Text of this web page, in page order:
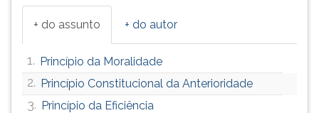
+ do assunto + do autor
1. Princípio da Moralidade
2. Princípio Constitucional da Anterioridade
3. Princípio da Eficiência